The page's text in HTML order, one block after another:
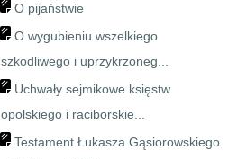
O pijaństwie
O wygubieniu wszelkiego
szkodliwego i uprzykrzoneg...
Uchwały sejmikowe księstw
opolskiego i raciborskie...
Testament Łukasza Gąsiorowskiego